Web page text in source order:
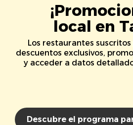
local en
Los restaurantes
descuentos exclusivos,
y acceder a datos
Descubre el programa